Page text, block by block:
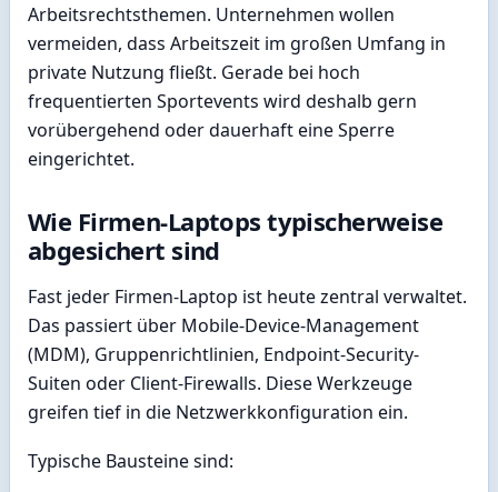
Arbeitsrechtsthemen. Unternehmen wollen
vermeiden, dass Arbeitszeit im großen Umfang in
private Nutzung fließt. Gerade bei hoch
frequentierten Sportevents wird deshalb gern
vorübergehend oder dauerhaft eine Sperre
eingerichtet.
Wie Firmen-Laptops typischerweise
abgesichert sind
Fast jeder Firmen-Laptop ist heute zentral verwaltet.
Das passiert über Mobile-Device-Management
(MDM), Gruppenrichtlinien, Endpoint-Security-
Suiten oder Client-Firewalls. Diese Werkzeuge
greifen tief in die Netzwerkkonfiguration ein.
Typische Bausteine sind: